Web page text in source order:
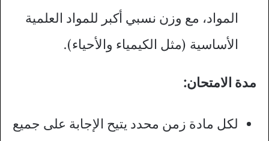
المواد، مع وزن نسبي أكبر للمواد العلمية
الأساسية (مثل الكيمياء والأحياء).
مدة الامتحان:
لكل مادة زمن محدد يتيح الإجابة على جميع